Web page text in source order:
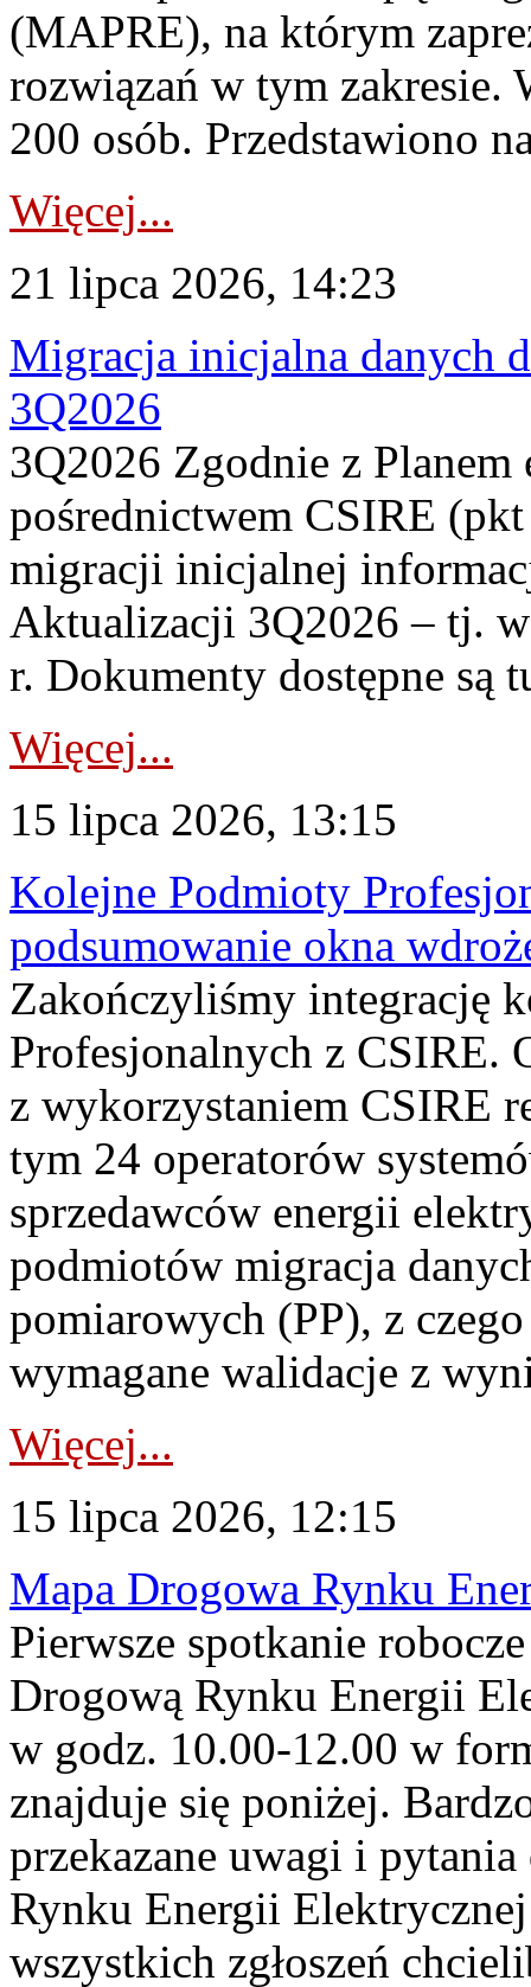
(MAPRE), na którym
rozwiązań w tym zakresie.
200 osób. Przedstawiono
Więcej...
21 lipca 2026, 14:23
Migracja inicjalna danych
3Q2026
3Q2026 Zgodnie z
pośrednictwem CSIRE
migracji inicjalnej
Aktualizacji 3Q2026 – tj.
r. Dokumenty dostępne są
Więcej...
15 lipca 2026, 13:15
Kolejne Podmioty
podsumowanie okna
Zakończyliśmy integrację
Profesjonalnych z CSIRE.
z wykorzystaniem CSIRE
tym 24 operatorów
sprzedawców energii
podmiotów migracja
pomiarowych (PP), z
wymagane walidacje z
Więcej...
15 lipca 2026, 12:15
Mapa Drogowa Rynku
Pierwsze spotkanie
Drogową Rynku Energii
w godz. 10.00-12.00 w
znajduje się poniżej.
przekazane uwagi i
Rynku Energii
wszystkich zgłoszeń